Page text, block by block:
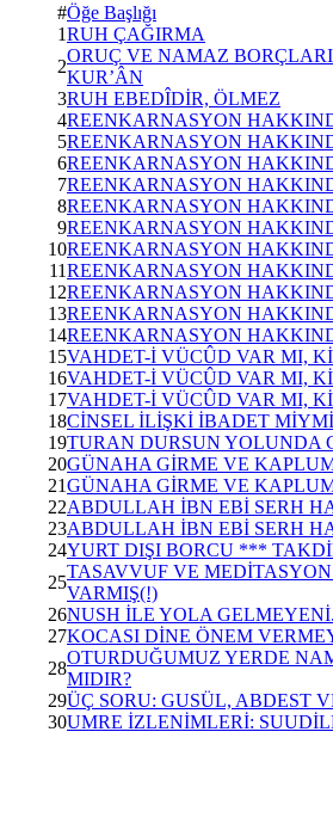
#Öğe Başlığı
1RUH ÇAĞIRMA
2
ORUÇ VE NAMAZ
KUR’ÂN
3RUH EBEDÎDİR, ÖLMEZ
4REENKARNASYON
5REENKARNASYON
6REENKARNASYON
7REENKARNASYON
8REENKARNASYON
9REENKARNASYON
10REENKARNASYON
11REENKARNASYON
12REENKARNASYON
13REENKARNASYON
14REENKARNASYON
15VAHDET-İ VÜCÛD VAR MI,
16VAHDET-İ VÜCÛD VAR MI,
17VAHDET-İ VÜCÛD VAR MI,
18CİNSEL İLİŞKİ İBADET
19TURAN DURSUN YOLUNDA
20GÜNAHA GİRME VE
21GÜNAHA GİRME VE
22ABDULLAH İBN EBİ SERH
23ABDULLAH İBN EBİ SERH
24YURT DIŞI BORCU ***
25
TASAVVUF VE
VARMIŞ(!)
26NUSH İLE YOLA
27KOCASI DİNE ÖNEM
28
OTURDUĞUMUZ YERDE
MIDIR?
29ÜÇ SORU: GUSÜL, ABDEST
30UMRE İZLENİMLERİ: